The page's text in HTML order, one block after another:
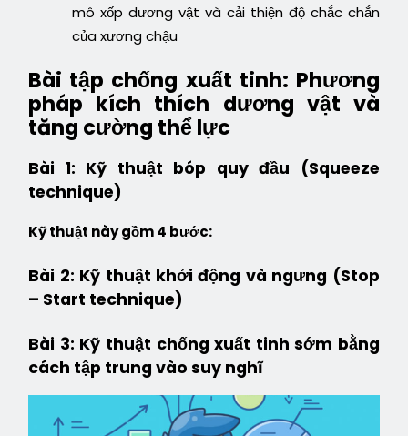
mô xốp dương vật và cải thiện độ chắc chắn
của xương chậu
Bài tập chống xuất tinh: Phương
pháp kích thích dương vật và
tăng cường thể lực
Bài 1: Kỹ thuật bóp quy đầu (Squeeze
technique)
Kỹ thuật này gồm 4 bước:
Bài 2: Kỹ thuật khởi động và ngưng (Stop
– Start technique)
Bài 3: Kỹ thuật chống xuất tinh sớm bằng
cách tập trung vào suy nghĩ